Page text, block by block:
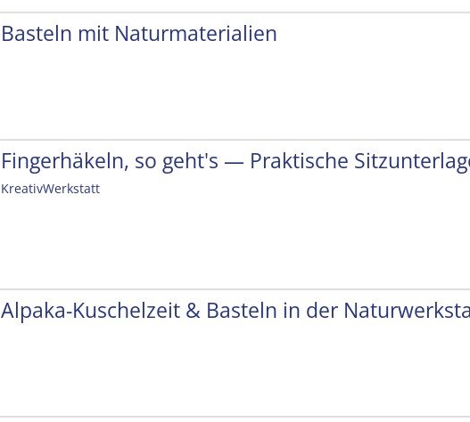
Basteln mit Naturmaterialien
Fingerhäkeln, so geht's — Praktische
KreativWerkstatt
Alpaka-Kuschelzeit & Basteln in der